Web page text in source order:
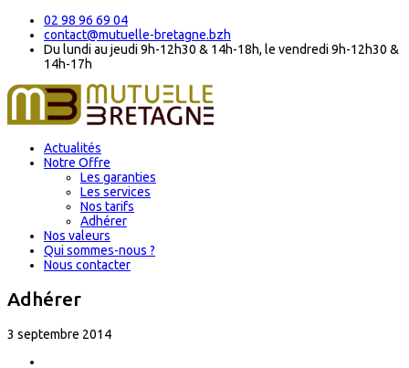
02 98 96 69 04
contact@mutuelle-bretagne.bzh
Du lundi au jeudi 9h-12h30 & 14h-18h, le vendredi 9h-12h30 &
14h-17h
Actualités
Notre Offre
Les garanties
Les services
Nos tarifs
Adhérer
Nos valeurs
Qui sommes-nous ?
Nous contacter
Adhérer
3 septembre 2014